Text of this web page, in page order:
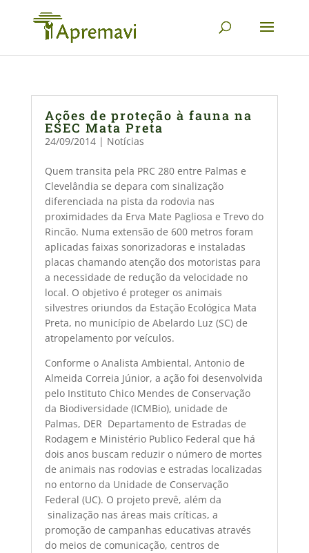
Ações de proteção à fauna na
ESEC Mata Preta
24/09/2014| Notícias
Quem transita pela PRC 280 entre Palmas e
Clevelândia se depara com sinalização
diferenciada na pista da rodovia nas
proximidades da Erva Mate Pagliosa e Trevo do
Rincão. Numa extensão de 600 metros foram
aplicadas faixas sonorizadoras e instaladas
placas chamando atenção dos motoristas para
a necessidade de redução da velocidade no
local. O objetivo é proteger os animais
silvestres oriundos da Estação Ecológica Mata
Preta, no município de Abelardo Luz (SC) de
atropelamento por veículos.
Conforme o Analista Ambiental, Antonio de
Almeida Correia Júnior, a ação foi desenvolvida
pelo Instituto Chico Mendes de Conservação
da Biodiversidade (ICMBio), unidade de
Palmas, DER  Departamento de Estradas de
Rodagem e Ministério Publico Federal que há
dois anos buscam reduzir o número de mortes
de animais nas rodovias e estradas localizadas
no entorno da Unidade de Conservação
Federal (UC). O projeto prevê, além da
sinalização nas áreas mais críticas, a
promoção de campanhas educativas através
do meios de comunicação, centros de